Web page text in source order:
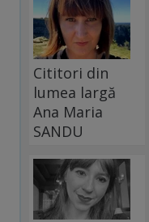
Cititori din
lumea largă
Ana Maria
SANDU